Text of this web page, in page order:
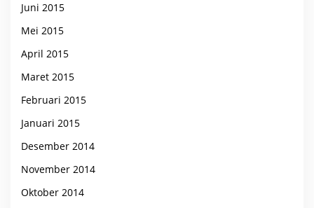
Juni 2015
Mei 2015
April 2015
Maret 2015
Februari 2015
Januari 2015
Desember 2014
November 2014
Oktober 2014